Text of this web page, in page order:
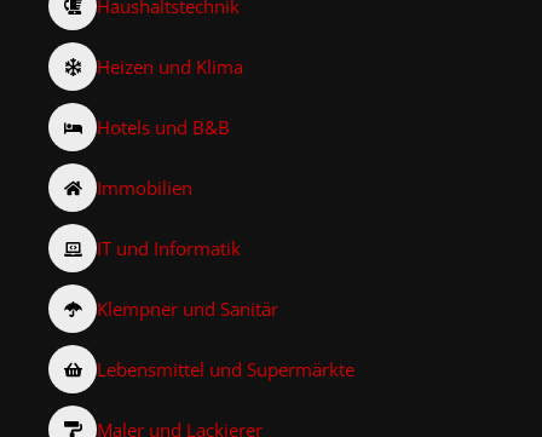
Haushaltstechnik
Heizen und Klima
Hotels und B&B
Immobilien
IT und Informatik
Klempner und Sanitär
Lebensmittel und Supermärkte
Maler und Lackierer